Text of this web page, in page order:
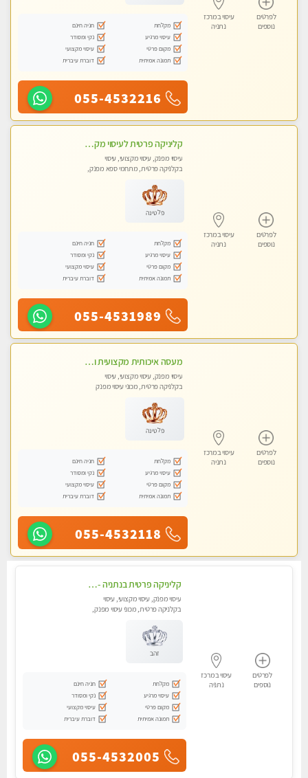
לפרטים
נוספים
עיסוי במרכז
נתניה
מקלחת
חניה חינם
עיסוי מרגיע
נקי ומסודר
מקום פרטי
עיסוי מקצועי
תמונה אמיתית
דוברת עיברית
055-4532216
לפרטים
נוספים
עיסוי במרכז
נתניה
קליניקה פרטית לעיסוי מקצועי ואלטרנטיבי ברמה גבוהה VIP תתקשר ..... highly recommended..new in the city
עיסוי מפנק, עיסוי מקצועי, עיסוי
בקלניקה פרטית, מתחמי ספא מפנק,
פלטינה
מקלחת
חניה חינם
עיסוי מרגיע
נקי ומסודר
מקום פרטי
עיסוי מקצועי
תמונה אמיתית
דוברת עיברית
055-4531989
לפרטים
נוספים
עיסוי במרכז
נתניה
מעסה איכותית מקצועית ומפנקת מאוד בנתניה
עיסוי מפנק, עיסוי מקצועי, עיסוי
בקלניקה פרטית, מכוני עיסוי מפנק
פלטינה
מקלחת
חניה חינם
עיסוי מרגיע
נקי ומסודר
מקום פרטי
עיסוי מקצועי
תמונה אמיתית
דוברת עיברית
055-4532118
לפרטים
נוספים
עיסוי במרכז
נתניה
קליניקה פרטית בנתניה -מעסה איכותית לעיסוי מקצועי ומפנק לכל שרירי הגוף...
עיסוי מפנק, עיסוי מקצועי, עיסוי
בקלניקה פרטית, מכוני עיסוי מפנק,
זהב
מקלחת
חניה חינם
עיסוי מרגיע
נקי ומסודר
מקום פרטי
עיסוי מקצועי
תמונה אמיתית
דוברת עיברית
055-4532005